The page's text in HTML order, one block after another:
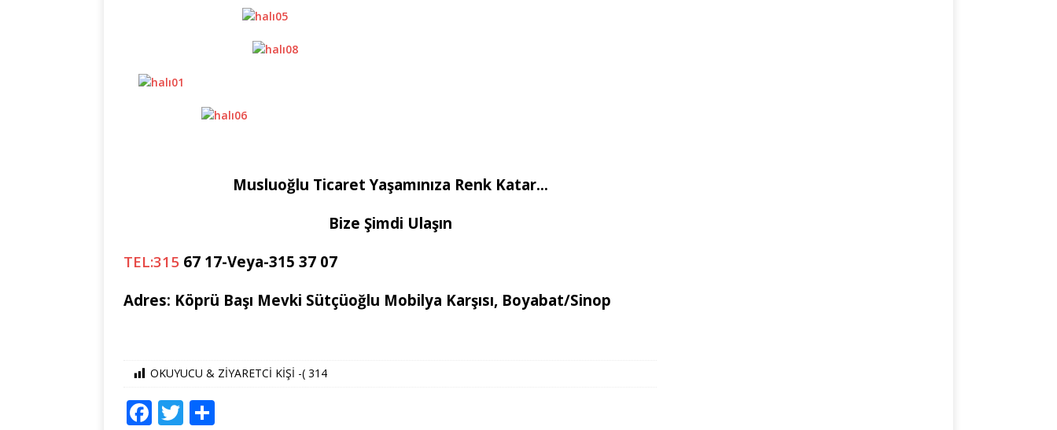
Musluoğlu Ticaret Yaşamınıza Renk Katar…
Bize Şimdi Ulaşın
TEL:315 67 17-Veya-315 37 07
Adres: Köprü Başı Mevki Sütçüoğlu Mobilya Karşısı, Boyabat/Sinop
OKUYUCU & ZİYARETCİ KİŞİ -( 314
F T